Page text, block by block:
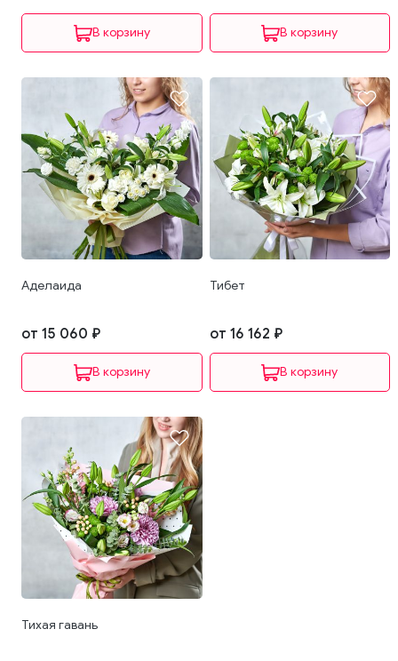
В корзину В корзину
Аделаида
от 15 060 ₽
В корзину
Тибет
от 16 162 ₽
В корзину
Тихая гавань